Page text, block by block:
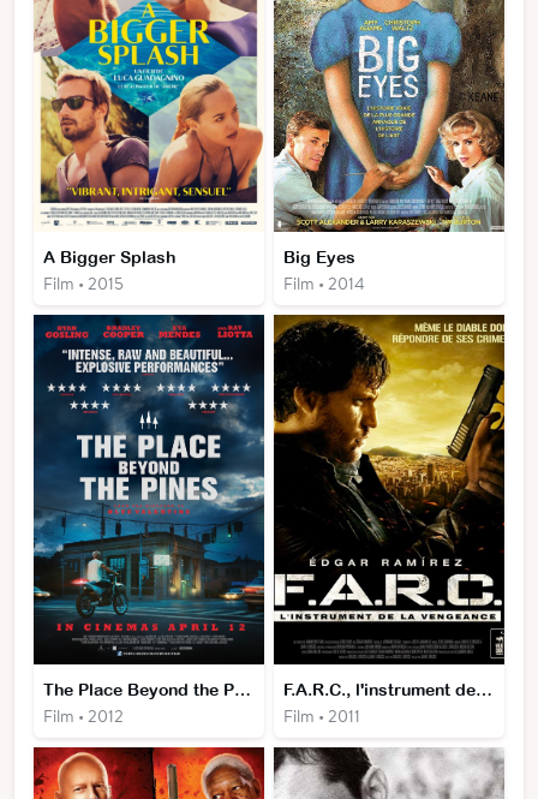
A Bigger Splash
Film • 2015
Big Eyes
Film • 2014
The Place Beyond the Pines
Film • 2012
F.A.R.C., l'instrument de la vengeance
Film • 2011